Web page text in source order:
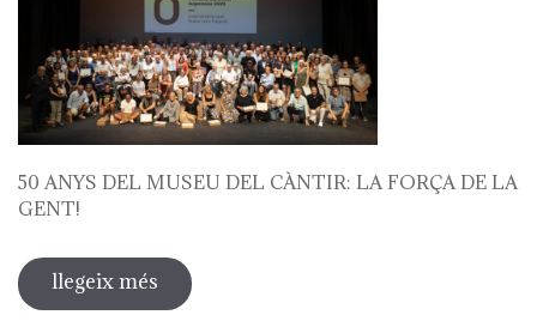
50 ANYS DEL MUSEU DEL CÀNTIR: LA FORÇA DE LA
GENT!
llegeix més sobre 50 anys del museu del càntir: la
força de la gent!